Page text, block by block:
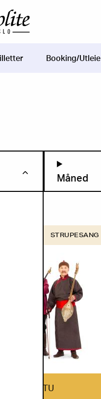
Booking/Utleie
Måned
STRUPESANG
HUUR-TU